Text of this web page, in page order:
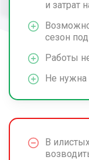
и затрат
сезон
Работы
Не нужна
В